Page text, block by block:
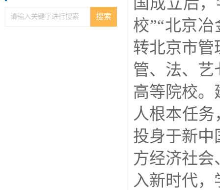
校”“北京
转北京市管
管、法、艺
高等院校
人根本任
投身于新中
方经济社
入新时代